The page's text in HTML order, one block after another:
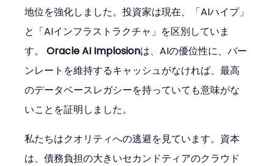
地位を強化しました。投資家は現在、「AIハイプ」
と「AIインフラストラクチャ」を区別していま
す。 Oracle AI Implosionは、AIの優位性に、バー
ンレートを維持するキャッシュがなければ、最高
のデータベースレガシーを持っていても意味がな
いことを証明しました。
私たちはクオリティへの逃避を見ています。資本
は、債務負担の大きいセカンドティアのクラウド